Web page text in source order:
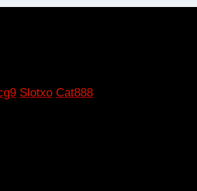
Slotxo Cat888